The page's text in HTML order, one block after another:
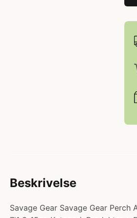
Beskrivelse
Savage Gear Savage Gear Perch